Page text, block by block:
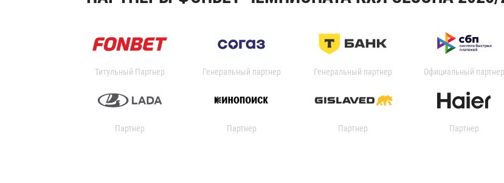
Титульный Партнер Генеральный партнер Генеральный партнер Официальный партнер
Партнер Партнер Партнер Партнер